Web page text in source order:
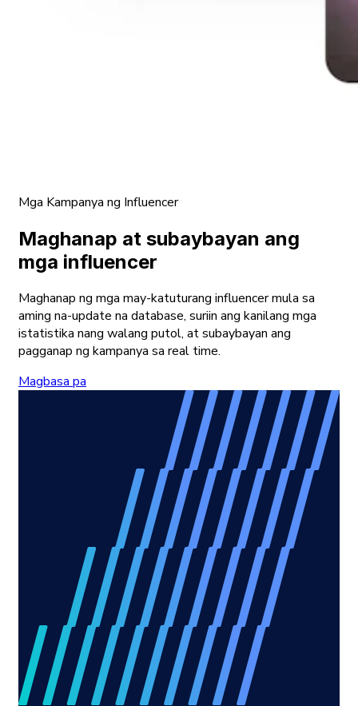
Mga Kampanya ng Influencer
Maghanap at subaybayan ang
mga influencer
Maghanap ng mga may-katuturang influencer mula sa
aming na-update na database, suriin ang kanilang mga
istatistika nang walang putol, at subaybayan ang
pagganap ng kampanya sa real time.
Magbasa pa